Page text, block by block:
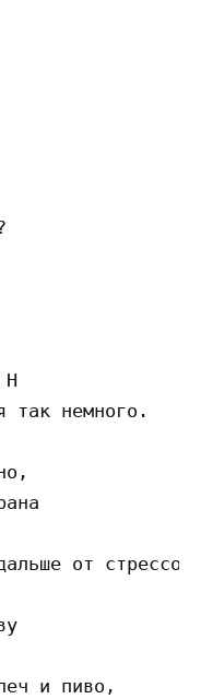
так немного.
от
и пиво,